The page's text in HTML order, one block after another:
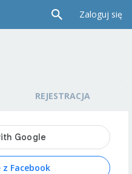
Zaloguj się
REJESTRACJA
Facebook